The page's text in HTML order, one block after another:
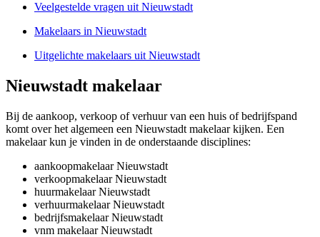
Veelgestelde vragen uit Nieuwstadt
Makelaars in Nieuwstadt
Uitgelichte makelaars uit Nieuwstadt
Nieuwstadt makelaar
Bij de aankoop, verkoop of verhuur van een huis of bedrijfspand
komt over het algemeen een Nieuwstadt makelaar kijken. Een
makelaar kun je vinden in de onderstaande disciplines:
aankoopmakelaar Nieuwstadt
verkoopmakelaar Nieuwstadt
huurmakelaar Nieuwstadt
verhuurmakelaar Nieuwstadt
bedrijfsmakelaar Nieuwstadt
vnm makelaar Nieuwstadt